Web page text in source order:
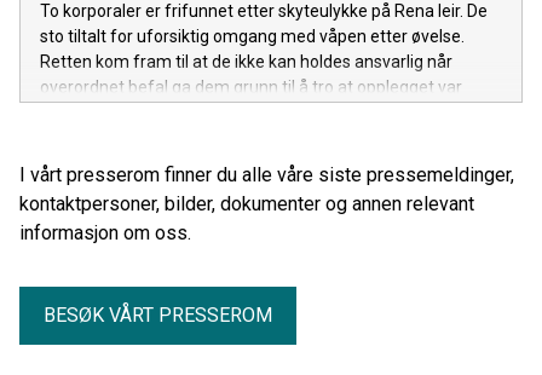
To korporaler er frifunnet etter skyteulykke på Rena leir. De
sto tiltalt for uforsiktig omgang med våpen etter øvelse.
Retten kom fram til at de ikke kan holdes ansvarlig når
overordnet befal ga dem grunn til å tro at opplegget var
I vårt presserom finner du alle våre siste pressemeldinger,
kontaktpersoner, bilder, dokumenter og annen relevant
informasjon om oss.
BESØK VÅRT PRESSEROM